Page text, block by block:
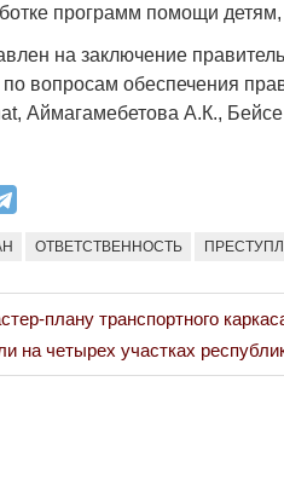
программ помощи
на заключение
вопросам обеспечения
Аймагамебетова А.К.,
ОТВЕТСТВЕННОСТЬ
плану транспортного
на четырех участках